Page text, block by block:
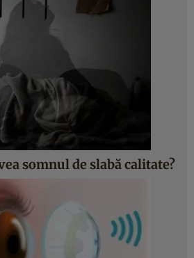
somnul de slabă calitate?